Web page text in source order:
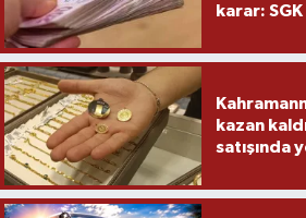
karar:
kazan
satışında